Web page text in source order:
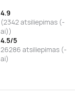
4.9
(2342 atsiliepimas (-
ai))
4.5/5
26286 atsiliepimas (-
ai)